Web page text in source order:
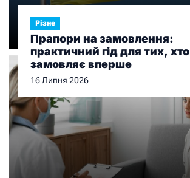
Різне
Прапори на замовлення:
практичний гід для тих, хто
замовляє вперше
16 Липня 2026